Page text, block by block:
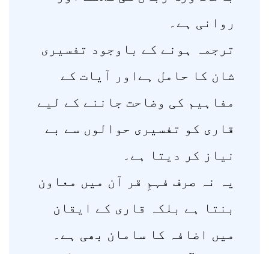
روانی ہے۔
ترجمہ ہونے کے باوجود تفسیری
شان کا حامل ہےاور آیات کے
مفاہیم کی وضاحت جاننے کے لیے
قاری کو تفسیری حوالوں سے بے
نیاز کر دیتا ہے۔
یہ نہ صرف فہمِ قر آن میں معاون
بنتا ہے بلکہ قاری کے ایقان
میں اضافہ کا سامان بھی ہے۔